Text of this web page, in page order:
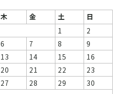
木 金 土
日
1
2
6 7 8
9
13 14 15
16
20 21 22
23
27 28 29
30